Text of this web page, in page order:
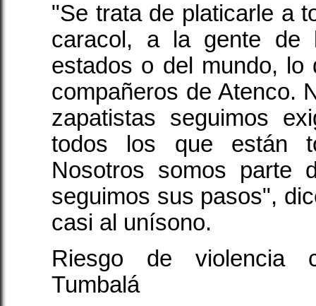
"Se trata de platicarle a
caracol, a la gente de
estados o del mundo, lo
compañeros de Atenco.
zapatistas seguimos
todos los que están
Nosotros somos parte
seguimos sus pasos",
casi al unísono.
Riesgo de violencia
Tumbalá